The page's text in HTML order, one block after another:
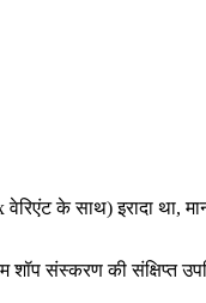
के साथ) इरादा था,
संस्करण की संक्षिप्त